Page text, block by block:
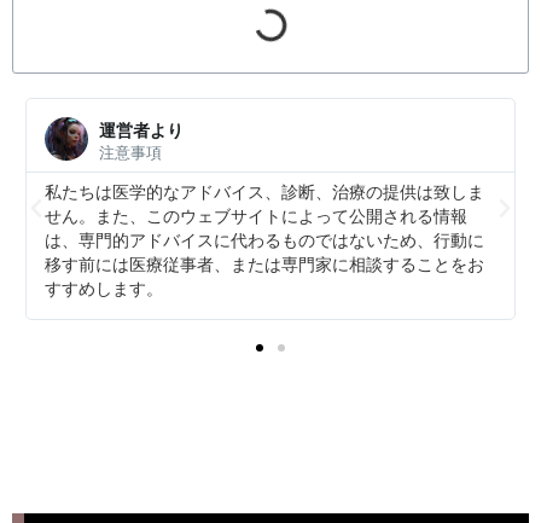
運営者より
注意事項
私たちは医学的なアドバイス、診断、治療の提供は致しま
せん。また、このウェブサイトによって公開される情報
は、専門的アドバイスに代わるものではないため、行動に
移す前には医療従事者、または専門家に相談することをお
すすめします。